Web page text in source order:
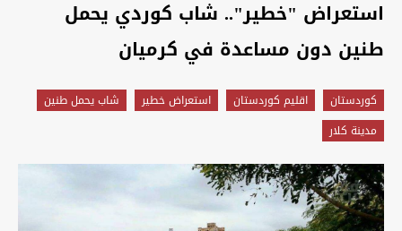
استعراض "خطير".. شاب كوردي يحمل
طنين دون مساعدة في كرميان
كوردستان اقليم كوردستان استعراض خطير
شاب يحمل طنين
مدينة كلار